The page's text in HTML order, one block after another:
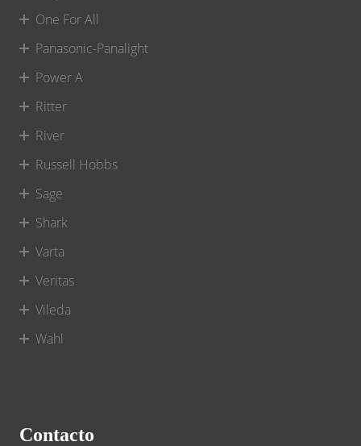
One For All
Panasonic-Panalight
Power A
Ritter
River
Russell Hobbs
Sage
Shark
Varta
Veritas
Vileda
Wahl
Contacto